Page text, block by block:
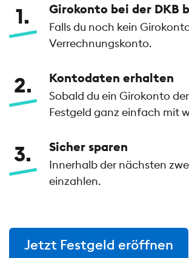
1 Girokonto bei der DKB
Falls du noch kein
Verrechnungskonto.
2 Kontodaten erhalten
Sobald du ein Girokonto
Festgeld ganz einfach mit
3 Sicher sparen
Innerhalb der nächsten
einzahlen.
Jetzt Festgeld eröffnen